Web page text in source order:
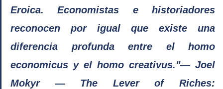
Eroica. Economistas e historiadores
reconocen por igual que existe una
diferencia profunda entre el homo
economicus y el homo creativus."— Joel
Mokyr — The Lever of Riches: